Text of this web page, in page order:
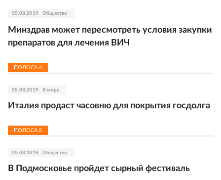
05.08.2019 Общество
Минздрав может пересмотреть условия закупки
препаратов для лечения ВИЧ
ПОЛОСА 6
05.08.2019 В мире
Италия продаст часовню для покрытия госдолга
ПОЛОСА 8
05.08.2019 Общество
В Подмосковье пройдет сырный фестиваль